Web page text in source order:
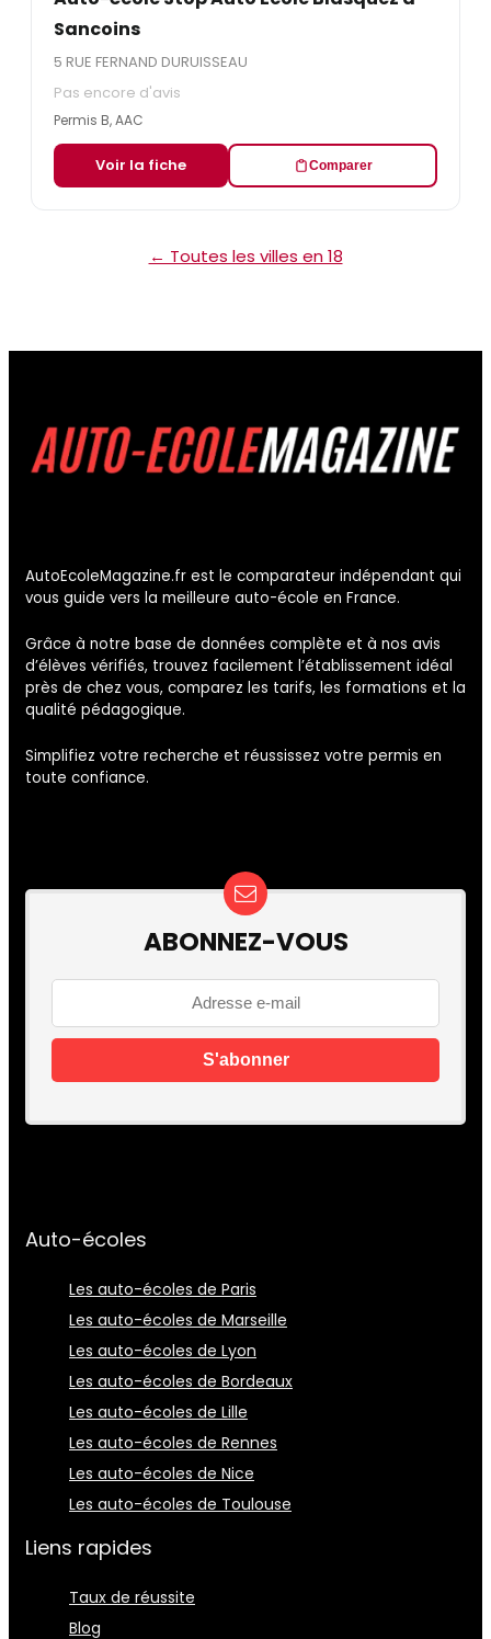
Sancoins
5 RUE FERNAND DURUISSEAU
Pas encore d'avis
Permis B, AAC
Voir la fiche Comparer
← Toutes les villes en 18
AutoEcoleMagazine.fr est le comparateur indépendant qui
vous guide vers la meilleure auto-école en France.
Grâce à notre base de données complète et à nos avis
d’élèves vérifiés, trouvez facilement l’établissement idéal
près de chez vous, comparez les tarifs, les formations et la
qualité pédagogique.
Simplifiez votre recherche et réussissez votre permis en
toute confiance.
ABONNEZ-VOUS
Auto-écoles
Les auto-écoles de Paris
Les auto-écoles de Marseille
Les auto-écoles de Lyon
Les auto-écoles de Bordeaux
Les auto-écoles de Lille
Les auto-écoles de Rennes
Les auto-écoles de Nice
Les auto-écoles de Toulouse
Liens rapides
Taux de réussite
Blog